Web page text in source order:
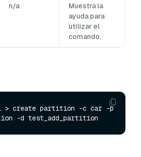
n/a
Muestra la
ayuda para
utilizar el
comando.
> create partition -c car -p